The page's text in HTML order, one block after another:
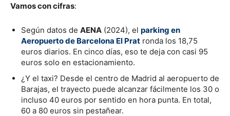
Vamos con cifras:
Según datos de AENA (2024), el parking en
Aeropuerto de Barcelona El Prat ronda los 18,75
euros diarios. En cinco días, eso te deja con casi 95
euros solo en estacionamiento.
¿Y el taxi? Desde el centro de Madrid al aeropuerto de
Barajas, el trayecto puede alcanzar fácilmente los 30 o
incluso 40 euros por sentido en hora punta. En total,
60 a 80 euros sin pestañear.